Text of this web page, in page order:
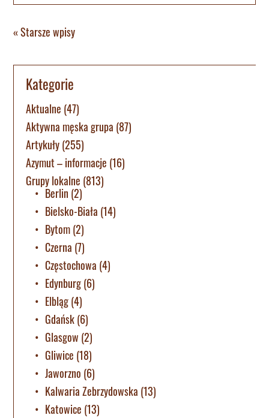
« Starsze wpisy
Kategorie
Aktualne (47)
Aktywna męska grupa (87)
Artykuły(255)
Azymut – informacje (16)
Grupy lokalne (813)
Berlin (2)
Bielsko-Biała (14)
Bytom(2)
Czerna (7)
Częstochowa (4)
Edynburg(6)
Elbląg(4)
Gdańsk(6)
Glasgow (2)
Gliwice (18)
Jaworzno (6)
Kalwaria Zebrzydowska (13)
Katowice (13)